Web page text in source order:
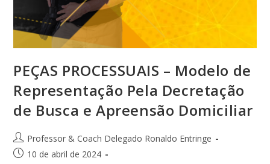
PEÇAS PROCESSUAIS – Modelo de
Representação Pela Decretação
de Busca e Apreensão Domiciliar
Professor & Coach Delegado Ronaldo Entringe
10 de abril de 2024